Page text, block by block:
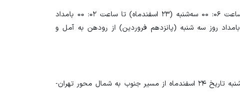
همچنین تردد انواع کامیون و کامیونت به استثنای حاملان مواد سوختی و فاسد شدنی از ساعت ۰۶: ۰۰ سه‌شنبه (۲۳ اسفندماه) تا ساعت ۰۲: ۰۰ بامداد
روز شنبه (پنجم فروردین) و از ساعت۶: ۰۰ روز پنجشنبه (دهم فروردین) تا ساعت ۰۲: ۰۰ بامداد روز سه شنبه (پانزدهم فروردین) از رودهن به آمل و
بر اساس اعلام سازمان راهداری، تردد انوع تریلرها از ساعت ۱۲: ۰۰ تا ساعت ۲۴: ۰۰ روز چهارشنبه تاریخ ۲۴ اسفندماه از مسیر جنوب به شمال محور تهران-